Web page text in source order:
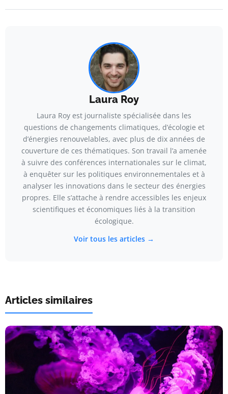
Laura Roy
Laura Roy est journaliste spécialisée dans les
questions de changements climatiques, d’écologie et
d’énergies renouvelables, avec plus de dix années de
couverture de ces thématiques. Son travail l’a amenée
à suivre des conférences internationales sur le climat,
à enquêter sur les politiques environnementales et à
analyser les innovations dans le secteur des énergies
propres. Elle s’attache à rendre accessibles les enjeux
scientifiques et économiques liés à la transition
écologique.
Voir tous les articles →
Articles similaires